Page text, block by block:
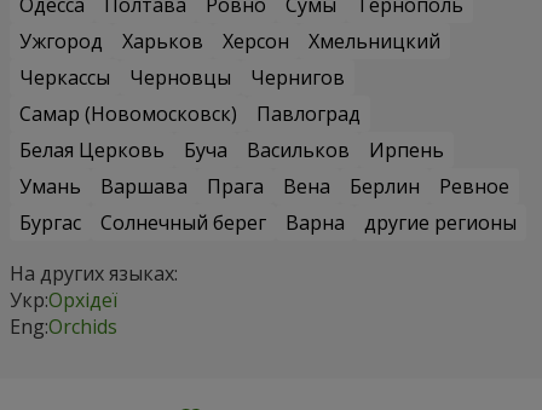
Ужгород
Харьков Херсон
Хмельницкий
Черкассы
Черновцы
Чернигов
Самар (Новомосковск)
Павлоград
Белая Церковь
Буча Васильков
Ирпень
Умань
Варшава Прага Вена Берлин
Ревное
Бургас
Солнечный берег Варна
другие регионы
На других языках:
Укр:Орхідеї
Eng:Orchids